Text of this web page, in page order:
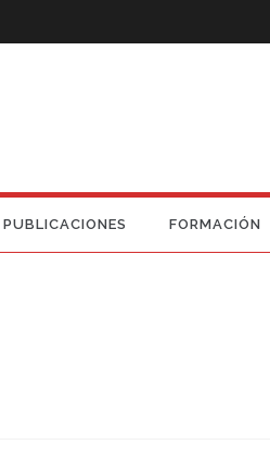
PUBLICACIONES FORMACIÓN